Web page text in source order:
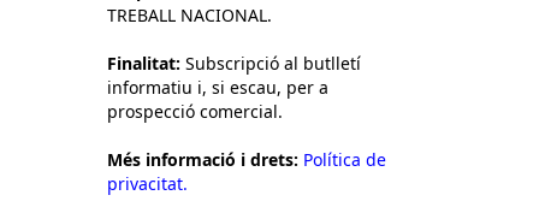
TREBALL NACIONAL.
Finalitat: Subscripció al butlletí
informatiu i, si escau, per a
prospecció comercial.
Més informació i drets: Política de
privacitat.